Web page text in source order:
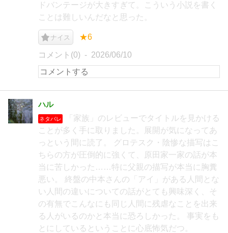
ドバンテージが大きすぎて。こういう小説を書く
ことは難しいんだなと思った。
ナイス ★6
コメント(0) 2026/06/10
ハル
ネタバレ
「家族」のレビューでタイトルを見かける
ことが多く手に取りました。展開が気になってあ
っという間に読了。 グロテスク・陰惨な描写はこ
ちらの方が圧倒的に強くて、原田家一家の話が本
当に苦しかった……特に父親の描写が本当に胸糞
悪い。 終盤の中本さんの「アイ」がある人間とな
い人間の違いについての話がとても興味深く、そ
の有無でこんなにも同じ人間に残虐なことを出来
る人がいるのかと本当に恐ろしかった。 事実をも
とにしているということに心底怖気だつ。